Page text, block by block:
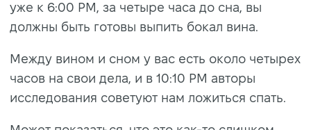
уже к 6:00 PM, за четыре часа до сна, вы
должны быть готовы выпить бокал вина.
Между вином и сном у вас есть около четырех
часов на свои дела, и в 10:10 PM авторы
исследования советуют нам ложиться спать.